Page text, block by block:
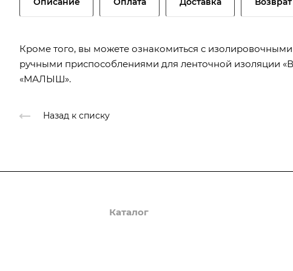
Кроме того, вы можете ознакомиться с
ручными приспособлениями для ленточной изоляции
«МАЛЫШ».
Назад к списку
Каталог